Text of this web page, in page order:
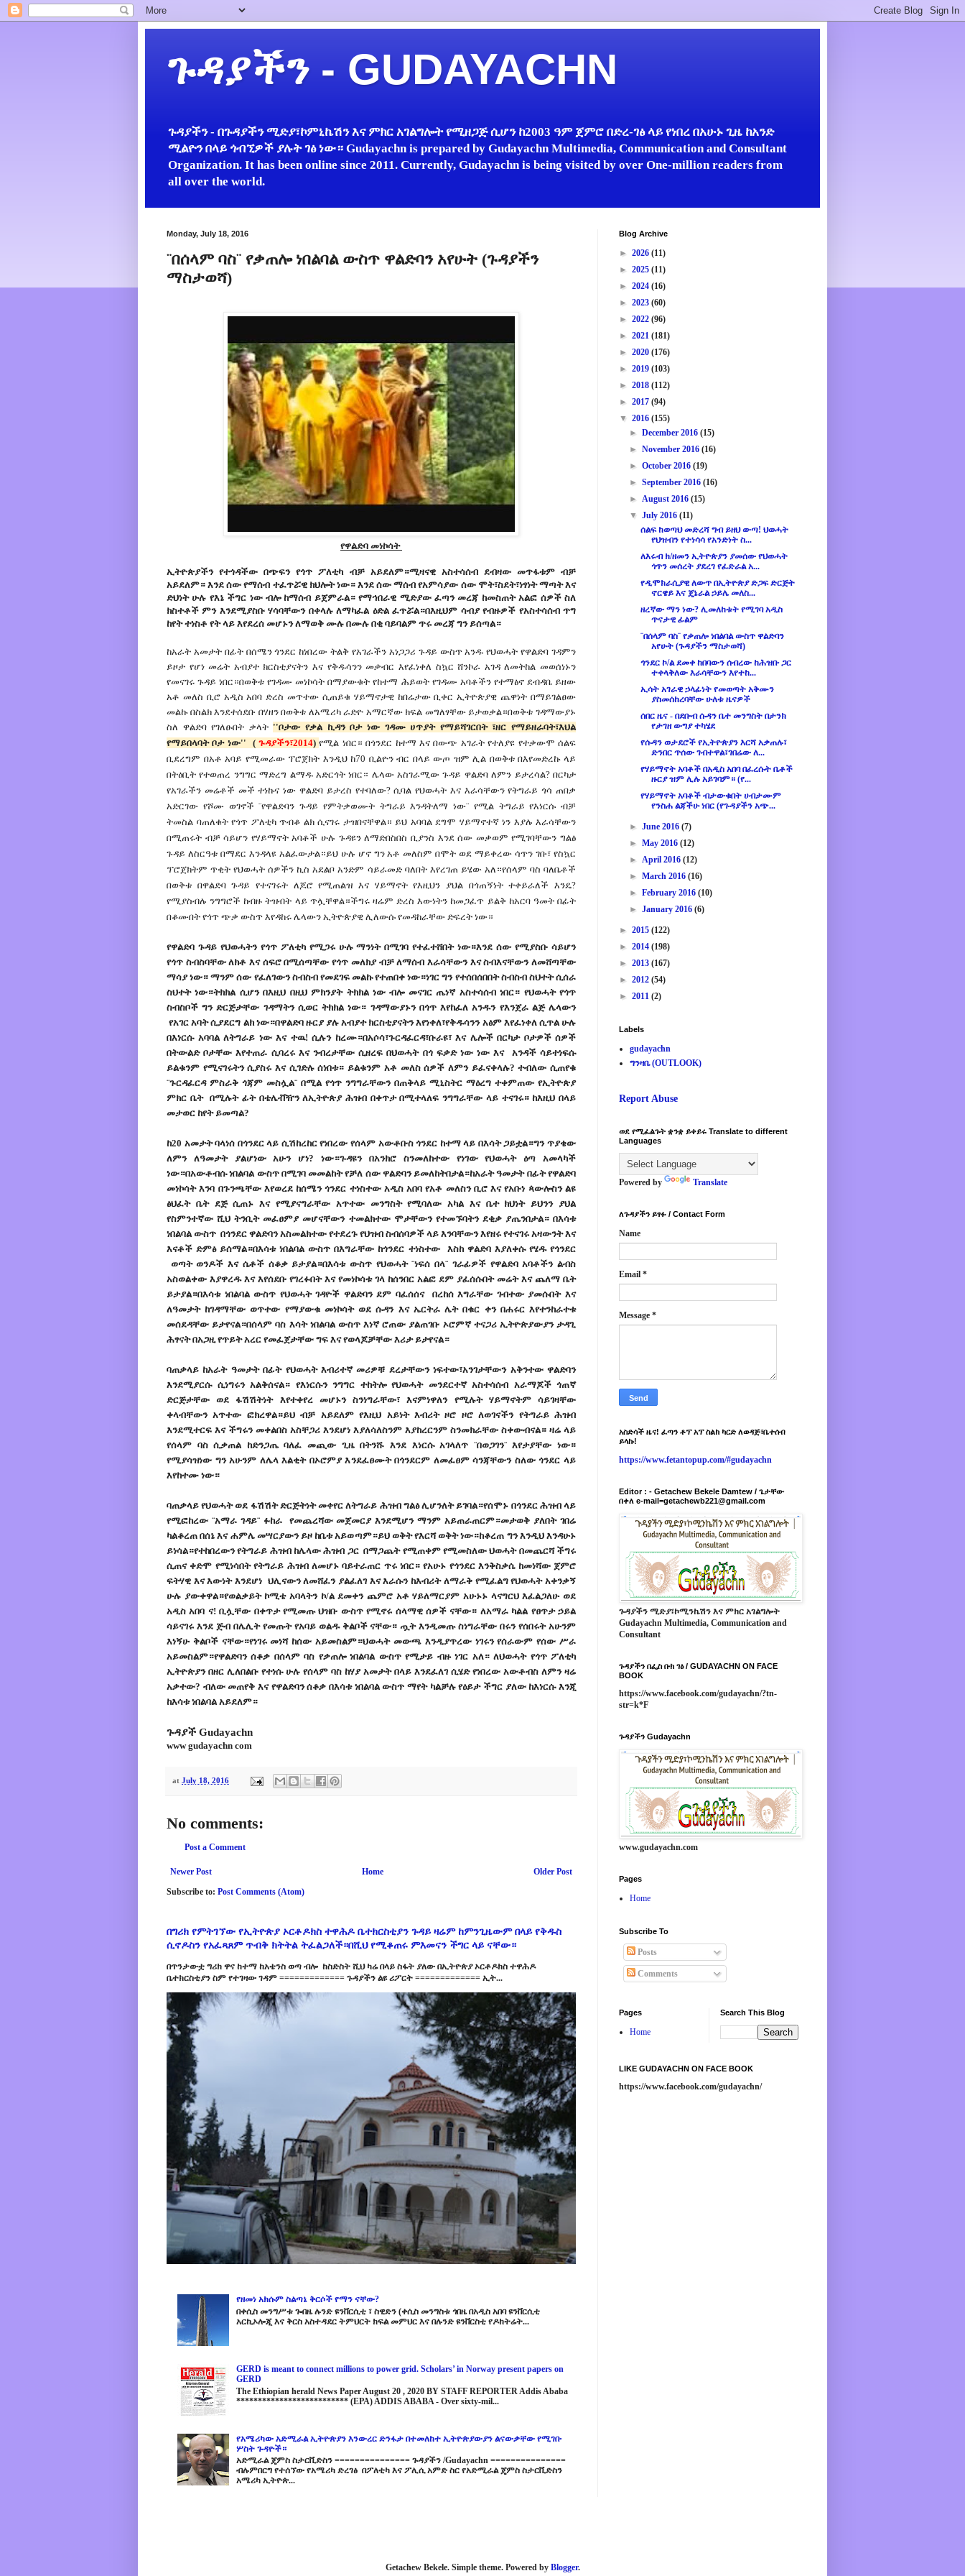
ጉዳያችን - GUDAYACHN
ጉዳያችን - በጉዳያችን ሚድያ፣ኮምኒኬሽን እና ምክር አገልግሎት የሚዘጋጅ ሲሆን ከ2003 ዓም ጀምሮ በድረ-ገፅ ላይ የነበረ በአሁኑ ጊዜ ከአንድ
ሚልዮን በላይ ጎብኚዎች ያሉት ገፅ ነው። Gudayachn is prepared by Gudayachn Multimedia, Communication and Consultant
Organization. It has been online since 2011. Currently, Gudayachn is being visited by over One-million readers from
all over the world.
Monday, July 18, 2016
¨በሰላም ባስ¨ የቃጠሎ ነበልባል ውስጥ ዋልድባን አየሁት (ጉዳያችን
ማስታወሻ)
የዋልድባ መነኮሳት
ኢትዮጵያችን የተጎዳችው በጭፍን የጎጥ ፖለቲካ ብቻ አይደለም።ሚዛናዊ አስተሳሰብ ደብዛው መጥፋቱም ብቻ
አይደለም። እንደ ሰው የማሰብ ተፈጥሯዊ ክህሎት ነው። እንደ ሰው ማሰብ የአምሳያው ሰው ሞት፣ስደት፣ነፃነት ማጣት እና
ድህነት ሁሉ የእኔ ችግር ነው ብሎ ከማሰብ ይጀምራል። የማኅበራዊ ሚድያው ፈጣን መረጃ ከመስጠት አልፎ ሰዎች ስለ
ክስተቶች ምን እንደሚያስቡ ሃሳባቸውን በቀላሉ ለማካፈል ዕድል ፈጥሯል።በእዚህም ሳብያ የብዙዎች የአስተሳሰብ ጥግ
ከየት ተነስቶ የት ላይ እየደረሰ መሆኑን ለማወቅ ሙሉ በሙሉ በቂ ባይባልም ጥሩ መረጃ ግን ይሰጣል።
ከአራት አመታት በፊት በሰሜን ጎንደር ከነበረው ትልቅ የአገራችን አነጋጋሪ ጉዳይ ውስጥ አንዱ የህወሓት የዋልድባ ገዳምን
ይዞታ የሆነ መሬት አብያተ ክርስቲያናትን እና የቅዱሳንን መቃብር እየፈነቀለ ስኳር ሸንኮራ አገዳ ለመትከል መወሰነኑን
የመናገሩ ጉዳይ ነበር።በወቅቱ የገዳሙ መነኮሳት በማያውቁት የከተማ ሕይወት የገዳሙ አባቶችን የተማፅኖ ደብዳቤ ይዘው
አቶ መለስ ቢሮ አዲስ አበባ ድረስ መጥተው ሲጠይቁ ሃይማኖታዊ ከበሬታው ቢቀር ኢትዮጵያዊ ጨዋነት በማይገልፀው
መልኩ በስልክ እንደተሰደቡ በሃዘን በወቅቱ ለአሜሪካ ራድዮ አማርኛው ክፍል መግለፃቸው ይታወቃል።በወቅቱ ገዳማውያኑ
ስለ ዋልድባ የገለፁበት ቃላት ''ቦታው የቃል ኪዳን ቦታ ነው ገዳሙ ሀጥያት የማይሻገርበት ፣ዘር የማይዘራባት፣እህል
የማይበላባት ቦታ ነው'' ( ጉዳያችን፣2014)የሚል ነበር። በጎንደር ከተማ እና በውጭ አገራት የተለያዩ የተቃውሞ ሰልፍ
ቢደረግም በአቶ አባይ የሚመራው ፕሮጀክት እንዲህ ከ70 ቢልዮን ብር በላይ ውጦ ዝም ሊል በወቅቱ በእየመድረኩ ላይ
በትዕቢት የተወጠረ ንግግር ማድረግ ልማዱ አድርጎት ነበር። ሌላው አስገራሚው ጉዳይ ዋልድባ ለምን ይታረሳል? በርካታ
የአገራችን መሬቶች መች ተነኩና ነው ዋልድባ ይታረስ የተባለው? ሲባል የህወሓት እና እራሳቸውን የትግራይ ጎሳ ጠበቃ
አድርገው የሾሙ ወገኖች ¨የዋልድባን ጉዳይ የምትቃወሙት ትግራይ እንዳትለማ ነው¨ የሚል ትግራይ የእነርሱ ብቻ
ትመስል ባጠለቁት የጎጥ ፖለቲካ ጥብቆ ልክ ሲናገሩ ታዝበናቸዋል። ይህ አባባል ደግሞ ሃይማኖተኛ ነን እያሉ እራሳቸውን
በሚጠሩት ብቻ ሳይሆን የሃይማኖት አባቶች ሁሉ ጉዳዩን ለማድበስበስ ቢያንስ እንደ ሰው መቃወም የሚገባቸውን ግልፅ
ጉዳይ ለስርዓቱ በማደር እንዳላዩ አልፈውታል።ይህ ሁሉ ሆኖ ግን አቶ መለስም በሞት ወደ ማይቀረው ሳጥን ገቡ፣ የስኳር
ፕሮጀክትም ጥቂት የህወሓት ሰዎችን ኪስ አደልቦ አንድም ሳይራመድ ባለበት እየረገጠ ይሄው አለ።የሰላም ባስ ባለቤቶች
በወቅቱ በዋልድባ ጉዳይ የተናገሩት ለጆሮ የሚጠልዝ እና ሃይማኖት የእዚህን ያህል በጎጠኝነት ተቀይራለች እንዴ?
የሚያስብሉ ንግግሮች ከብዙ ትዝብት ላይ ጥሏቸዋል።ችግሩ ዛሬም ድረስ እውነትን ከመጋፈጥ ይልቅ ከአርባ ዓመት በፊት
በቆሙበት የጎጥ ጭቃ ውስጥ እየዳከሩ ሌላውን ኢትዮጵያዊ ሊለውሱ የመዳከራቸው ድፍረት ነው።
የዋልድባ ጉዳይ የህወሓትን የጎጥ ፖለቲካ የሚጋሩ ሁሉ ማንነት በሚገባ የተፈተሸበት ነው።እንደ ሰው የሚያስቡ ሳይሆን
የጎጥ ስብስባቸው ለክቶ እና ሰፍሮ በሚሰጣቸው የጎጥ መለክያ ብቻ ለማሰብ እራሳቸውን እና ስብእናቸውን ለመሸጣቸው
ማሳያ ነው። ማንም ሰው የፈለገውን ስብስብ የመደገፍ መልኩ የተጠበቀ ነው።ነገር ግን የተሰበሰበበት ስብስብ ስህተት ሲሰራ
ስህተት ነው።ትክክል ሲሆን በእዚህ በዚህ ምክንያት ትክክል ነው ብሎ መናገር ጤነኛ አስተሳሰብ ነበር። የህወሓት የጎጥ
ስብስቦች ግን ድርጅታቸው ገዳማትን ሲወር ትክክል ነው። ገዳማውያኑን በጎጥ እየከፈለ አንዱን የእንጀራ ልጅ ሌላውን
የአገር አባት ሲያደርግ ልክ ነው።በዋልድባ ዙርያ ያሉ አብያተ ክርስቲያናትን እየነቀለ፣የቅዱሳንን አፅም እየፈነቀለ ሲጥል ሁሉ
በእነርሱ አባባል ለትግራይ ነው እና ተዉ! ሲሉን ከረሙ።በአሶሳ፣ጉርዳፈርዳ፣ቡራዩ፣ እና ሌሎች በርካታ ቦታዎች ሰዎች
በትውልድ ቦታቸው እየተጠራ ሲባረሩ እና ንብረታቸው ሲዘረፍ በህወሓት በጎ ፍቃድ ነው ነው እና አንዳች ሳይተነፍሱ
ይልቁንም የሚናገሩትን ሲያስሩ እና ሲገድሉ ሰነበቱ። ይልቁንም አቶ መለስ ሰዎች ለምን ይፈናቀላሉ? ተብለው ሲጠየቁ
¨ጉርዳፈርዳ ምስራቅ ጎጃም መስሏል¨ በሚል የጎጥ ንግግራቸውን በጠቅላይ ሚኒስትር ማዕረግ ተቀምጠው የኢትዮጵያ
ምክር ቤት በሚሉት ፊት በቴሌቭዥን ለኢትዮጵያ ሕዝብ በቀጥታ በሚተላለፍ ንግግራቸው ላይ ተናገሩ። ከእዚህ በላይ
መታወር ከየት ይመጣል?
ከ20 አመታት ባላነሰ በጎንደር ላይ ሲሽከረከር የነበረው የሰላም አውቶቡስ ጎንደር ከተማ ላይ በእሳት ጋይቷል።ግን ጥያቄው
ለምን ለዓመታት ያልሆነው አሁን ሆነ? ነው።ጉዳዩን በአንክሮ ስንመለከተው የነገው የህወሓት ዕጣ አመላካች
ነው።በአውቶብሱ ነበልባል ውስጥ በሚገባ መመልከት የቻለ ሰው ዋልድባን ይመለከትበታል።ከአራት ዓመታት በፊት የዋልድባ
መነኮሳት እንባ በጉንጫቸው እየወረደ ከሰሜን ጎንደር ተነስተው አዲስ አበባ የአቶ መለስን ቢሮ እና የአቡነ ጳውሎስን ልዩ
ፅህፈት ቤት ደጅ ሲጠኑ እና የሚያናግራቸው አጥተው መንግስት የሚባለው አካል እና ቤተ ክህነት ይህንን ያህል
የስምንተኛው ሺህ ትንቢት መፈፀምያ መሆናቸውን ተመልክተው ሞታቸውን የተመኙባትን ደቂቃ ያጤንበታል። በእሳቱ
ነበልባል ውስጥ በጎንደር ዋልድባን አስመልክተው የተደረጉ የህዝብ ስብሰባዎች ላይ እንባቸውን እየዘሩ የተናገሩ አዛውንት እና
እናቶች ድምፅ ይሰማል።በእሳቱ ነበልባል ውስጥ በእግራቸው ከጎንደር ተነስተው እስከ ዋልድባ እያለቀሱ የሄዱ የጎንደር
ወጣት ወንዶች እና ሴቶች ሰቆቃ ይታያል።በእሳቱ ውስጥ የህወሓት ¨ነፍሰ በላ¨ ገራፊዎች የዋልድባ አባቶችን ልብስ
አስወልቀው እያዋረዱ እና እየሰደቡ የገረፉበት እና የመነኮሳቱ ገላ ከሰንበር አልፎ ደም ያፈሰሱበት መሬት እና ጨለማ ቤት
ይታያል።በእሳቱ ነበልባል ውስጥ የህወሓት ገዳዮች ዋልድባን ደም ባፈሰሰና በረከሰ እግራቸው ገብተው ያመሱበት እና
ለዓመታት ከገዳማቸው ወጥተው የማያውቁ መነኮሳት ወደ ሱዳን እና ኤርትራ ሌት በቁር ቀን በሐሩር እየተንከራተቱ
መሰደዳቸው ይታየናል።በሰላም ባስ እሳት ነበልባል ውስጥ እነኛ ሮጠው ያልጠገቡ ኦሮምኛ ተናጋሪ ኢትዮጵያውያን ታዳጊ
ሕፃናት በአጋዚ የጥይት አረር የመፈጀታቸው ግፍ እና የወላጆቻቸው እሪታ ይታየናል።
ባጠቃላይ ከአራት ዓመታት በፊት የህወሓት እብሪተኛ መሪዎቹ ደረታቸውን ነፍተው፣አንገታቸውን አቅንተው ዋልድባን
እንደሚያርሱ ሲነግሩን አልቅሰናል። የእነርሱን ንግግር ተከትሎ የህወሓት መንደርተኛ አስተሳሰብ አራማጆች ጎጠኛ
ድርጅታቸው ወደ ፋሽሽትነት እየተቀየረ መሆኑን ስንነግራቸው፣ እናምነዋለን የሚሉት ሃይማኖትም ሳይገዛቸው
ቀላብቸውን አጥተው ፎክረዋል።ይህ ብቻ አይደለም የእዚህ አይነት እብሪት ዞሮ ዞሮ ለወገናችን የትግራይ ሕዝብ
እንደሚተርፍ እና ችግሩን መቀልበስ አስቸጋሪ እንደሆነ እያለሳለስንም እያከረርንም ስንመክራቸው ስቀውብናል። ዛሬ ላይ
የሰላም ባስ ሲቃጠል ከድንጋጤ ባለፈ መጪው ጊዜ በትንሹ እንደ እነርሱ አገላለጥ ¨በወጋገን¨ እየታያቸው ነው።
የሚያሳዝነው ግን አሁንም ለሌላ እልቂት በኦሮምያ እንደፈፀሙት በጎንደርም ለመፈፀም ሳንጃቸውን ስለው ጎንደር ላይ
እየከተሙ ነው።
ባጠቃላይ የህወሓት ወደ ፋሽሽት ድርጅትነት መቀየር ለትግራይ ሕዝብ ግልፅ ሊሆንለት ይገባል።የሰሞኑ በጎንደር ሕዝብ ላይ
የሚፎከረው ¨አማራ ገዳይ¨ ፉከራ የመጨረሻው መጀመርያ እንደሚሆን ማንም አይጠራጠርም።መታወቅ ያለበት ገበሬ
ካልቆረጠ በሰኔ እና ሐምሌ መሣርያውን ይዞ ከቤቱ አይወጣም።ይህ ወቅት የእርሻ ወቅት ነው።ከቆረጠ ግን እንዲህ እንዳሁኑ
ይነሳል።የተከበረውን የትግራይ ሕዝብ ከሌላው ሕዝብ ጋር በማጋጨት የሚጠቀም የሚመስለው ህወሓት በመጨርሻ ችግሩ
ሲጠና ቀድሞ የሚነሳበት የትግራይ ሕዝብ ለመሆኑ ባይተራጠር ጥሩ ነበር። የአሁኑ የጎንደር እንቅስቃሴ ከመነሻው ጀምሮ
ፍትሃዊ እና እውነት እንደሆነ ህሊናውን ለመሸፈን ያልፈለገ እና እራሱን ከእብሪት ለማራቅ የሚፈልግ የህወሓት አቀንቃኝ
ሁሉ ያውቀዋል።የወልቃይት ኮሚቴ አባላትን ኮ/ል ደመቀን ጨምሮ አቶ ሃይለማርያም አሁኑኑ ላናግርህ እፈልጋለሁ ወደ
አዲስ አበባ ና! ቢሏቸው በቀጥታ የሚመጡ ህዝቡ ውስጥ የሚኖሩ ሰላማዊ ሰዎች ናቸው። ለአማራ ካልል የፀጥታ ኃይል
ሳይናገሩ እንደ ጅብ በሌሊት የመጡት የአባይ ወልዱ ቅልቦች ናቸው። ጧት እንዲመጡ ስነግራቸው በሩን የሰበሩት አሁንም
እነኝሁ ቅልቦች ናቸው።የነገሩ መነሻ ከሰው አይመስልም።ህወሓት መውጫ እንዲያጥረው ነገሩን የሰራውም የሰው ሥራ
አይመስልም።የዋልድባን ሰቆቃ በሰላም ባስ የቃጠሎ ነበልባል ውስጥ የሚታይ ብዙ ነገር አለ። ለህወሓት የጎጥ ፖለቲካ
ኢትዮጵያን በዘር ሊለበልቡ የተነሱ ሁሉ የሰላም ባስ ከሃያ አመታት በላይ እንደፈለገ ሲሄድ የነበረው አውቶብስ ለምን ዛሬ
አቃተው? ብለው መጠየቅ እና የዋልድባን ሰቆቃ በእሳቱ ነበልባል ውስጥ ማየት ካልቻሉ የዕይታ ችግር ያለው ከእነርሱ እንጂ
ከእሳቱ ነበልባል አይደለም።
ጉዳያች Gudayachn
www gudayachn com
at July 18, 2016
No comments:
Post a Comment
Newer Post Older Post
Home
Subscribe to: Post Comments (Atom)
በግሪክ የምትገኘው የኢትዮጵያ ኦርቶዶክስ ተዋሕዶ ቤተክርስቲያን ጉዳይ ዛሬም ከምንጊዜውም በላይ የቅዱስ
ሲኖዶስን የአፈጻጸም ጥብቅ ክትትል ትፈልጋለች።በሺህ የሚቆጠሩ ምእመናን ችግር ላይ ናቸው።
በጥንታውቷ ግሪክ ዋና ከተማ ከአቴንስ ወጣ ብሎ ከስድስት ሺህ ካሬ በላይ ስፋት ያለው በኢትዮጵያ ኦርቶዶክስ ተዋሕዶ
ቤተክርስቲያን ስም የተገዛው ገዳም ============= ጉዳያችን ልዩ ሪፖርት ============= ኢት...
የዘመነ አክሱም ስልጣኔ ቅርሶች የማን ናቸው?
በቀሲስ መንግሥቱ ጐበዜ ሉንድ ዩንቨርሲቲ ፣ ስዊድን (ቀሲስ መንግስቱ ጎበዜ በአዲስ አበባ ዩንቨርሲቲ
አርኪኦሎጂ እና ቅርስ አስተዳደር ትምህርት ክፍል መምህር እና በሉንድ ዩንቨርስቲ የዶክትሬት...
GERD is meant to connect millions to power grid. Scholars’ in Norway present papers on
GERD
The Ethiopian herald News Paper August 20 , 2020 BY STAFF REPORTER Addis Ababa
************************** (EPA) ADDIS ABABA - Over sixty-mil...
የአሜሪካው አድሚራል ኢትዮጵያን እንውረር ድንፋታ በተመለከተ ኢትዮጵያውያን ልናውቃቸው የሚገቡ
ሦስት ጉዳዮች።
አድሚራል ጄምስ ስታርቪድስን =============== ጉዳያችን /Gudayachn ===============
ብሉምበርግ የተሰኘው የአሜሪካ ድረገፅ በፖለቲካ እና ፖሊሲ አምድ ስር የአድሚራል ጄምስ ስታርቪድስን
አሜሪካ ኢትዮጵ...
Blog Archive
► 2026 (11)
► 2025 (11)
► 2024 (16)
► 2023 (60)
► 2022 (96)
► 2021 (181)
► 2020 (176)
► 2019 (103)
► 2018 (112)
► 2017 (94)
▼ 2016 (155)
►December 2016(15)
►November 2016(16)
►October 2016(19)
►September 2016(16)
►August 2016(15)
▼July 2016(11)
ሰልፍ ከወጣህ መድረሻ ግብ ይዘህ ውጣ! ህወሓት
የህዝብን የተነሳሳ የአንድነት ስ...
ለእሩብ ክ/ዘመን ኢትዮጵያን ያመሰው የህወሓት
ጎጥን መሰረት ያደረገ የፈድራል አ...
የዲሞክራሲያዊ ለውጥ በኢትዮጵያ ድጋፍ ድርጅት
ኖርዌይ እና ጄኔራል ኃይሌ መለስ...
ዘረኛው ማን ነው? ሊመለከቱት የሚገባ አዲስ
ጥናታዊ ፊልም
¨በሰላም ባስ¨ የቃጠሎ ነበልባል ውስጥ ዋልድባን
አየሁት (ጉዳያችን ማስታወሻ)
ጎንደር ኮ/ል ደመቀ ከበባውን ሰብረው ከሕዝቡ ጋር
ተቀላቅለው እራሳቸውን እየተከ...
ኢሳት አገራዊ ኃላፊነት የመወጣት አቅሙን
ያስመሰከረባቸው ሁለቱ ዜናዎች
ሰበር ዜና - በደቡብ ሱዳን ቤተ መንግስት በታንክ
የታገዘ ውግያ ተካሄደ
የሱዳን ወታደሮች የኢትዮጵያን እርሻ አቃጠሉ፣
ድንበር ጥሰው ገብተዋል፣ገበሬው ለ...
የሃይማኖት አባቶች በአዲስ አበባ በፈረሱት ቤቶች
ዙርያ ዝም ሊሉ አይገባም። (የ...
የሃይማኖት አባቶች ብታውቁበት ሀብታሙም
የንስሐ ልጃችሁ ነበር (የጉዳያችን አጭ...
►June 2016(7)
►May 2016(12)
►April 2016(12)
►March 2016(16)
►February 2016(10)
►January 2016(6)
► 2015 (122)
► 2014 (198)
► 2013 (167)
► 2012 (54)
► 2011 (2)
Labels
gudayachn
ግንዛቤ (OUTLOOK)
Report Abuse
ወደ የሚፈልጉት ቋንቋ ይቀይሩ Translate to different
Languages
Powered by Translate
ለጉዳያችን ይፃፉ / Contact Form
Name
Email *
Message *
አስድሳች ዜና! ፈጣን ቶፕ አፕ ስልክ ካርድ ለወዳጅ፣ቤተሰብ
ይላኩ!
https://www.fetantopup.com/#gudayachn
Editor : - Getachew Bekele Damtew / ጌታቸው
በቀለ e-mail=getachewb221@gmail.com
ጉዳያችን ሚድያ፣ኮሚንኬሽን እና ምክር አገልግሎት
Gudayachn Multimedia, Communication and
Consultant
ጉዳያችን በፌስ ቡክ ገፅ / GUDAYACHN ON FACE
BOOK
https://www.facebook.com/gudayachn/?tn-
str=k*F
ጉዳያችን Gudayachn
www.gudayachn.com
Pages
Home
Subscribe To
Posts
Comments
Pages
Home
Search This Blog
LIKE GUDAYACHN ON FACE BOOK
https://www.facebook.com/gudayachn/
Getachew Bekele. Simple theme. Powered by Blogger.